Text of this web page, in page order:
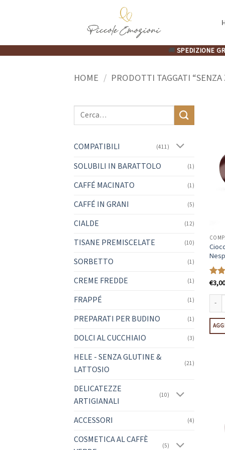
🚚 SPEDIZIONE
HOME / PRODOTTI TAGGATI
Cerca:
COMPATIBILI (411)
SOLUBILI IN BARATTOLO (1)
CAFFÉ MACINATO (1)
CAFFÉ IN GRANI (5)
CIALDE (12)
TISANE PREMISCELATE (10)
SORBETTO (1)
CREME FREDDE (1)
FRAPPÉ (1)
PREPARATI PER BUDINO (1)
DOLCI AL CUCCHIAIO (3)
HELE - SENZA GLUTINE &
LATTOSIO
(21)
DELICATEZZE
ARTIGIANALI
(10)
ACCESSORI (4)
COSMETICA AL CAFFÈ
(5)
€3,00